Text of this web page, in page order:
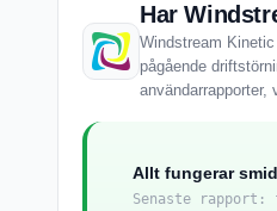
Har
Windstream
pågående
Allt fungerar
Senaste rapport: